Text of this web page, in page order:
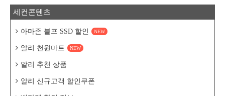
세컨콘텐츠
아마존 블프 SSD 할인 NEW
알리 천원마트 NEW
알리 추천 상품
알리 신규고객 할인쿠폰